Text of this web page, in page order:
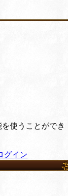
使うことができ
グイン